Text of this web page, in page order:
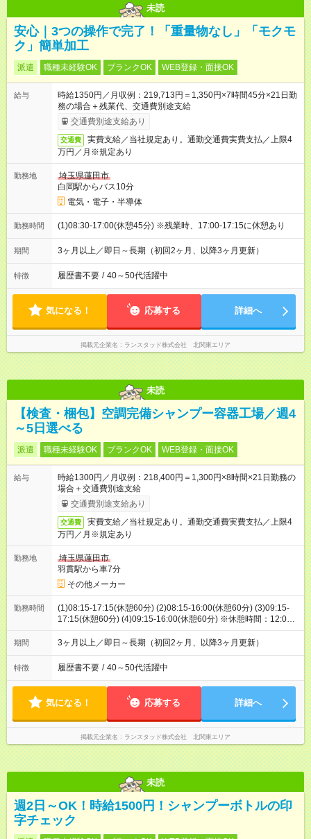
未読
安心｜3つの操作で完了！「重量物なし」「モクモ
ク」簡単加工
派遣 職種未経験OK ブランクOK WEB登録・面接OK
給与
時給1350円／月収例：219,713円＝1,350円×7時間45分×21日勤
務の場合＋残業代、交通費別途支給
交通費別途支給あり
交通費
実費支給／当社規定あり。通勤交通費実費支払／上限4
万円／月※規定あり
勤務地
埼玉県蓮田市
白岡駅からバス10分
電気・電子・半導体
勤務時間 (1)08:30-17:00(休憩45分) ※残業時、17:00-17:15に休憩あり
期間 3ヶ月以上／即日～長期（初回2ヶ月、以降3ヶ月更新）
特徴 履歴書不要 / 40～50代活躍中
気になる！ 応募する 詳細へ
掲載元企業名 ランスタッド株式会社 北関東エリア
未読
【検査・梱包】空調完備シャンプー容器工場／週4
～5日選べる
派遣 職種未経験OK ブランクOK WEB登録・面接OK
給与
時給1300円／月収例：218,400円＝1,300円×8時間×21日勤務の
場合＋交通費別途支給
交通費別途支給あり
交通費
実費支給／当社規定あり。通勤交通費実費支払／上限4
万円／月※規定あり
勤務地
埼玉県蓮田市
羽貫駅から車7分
その他メーカー
勤務時間
(1)08:15-17:15(休憩60分) (2)08:15-16:00(休憩60分) (3)09:15-
17:15(休憩60分) (4)09:15-16:00(休憩60分) ※休憩時間：12:00-
12:45、15:00:15:15
期間 3ヶ月以上／即日～長期（初回2ヶ月、以降3ヶ月更新）
特徴 履歴書不要 / 40～50代活躍中
気になる！ 応募する 詳細へ
掲載元企業名 ランスタッド株式会社 北関東エリア
未読
週2日～OK！時給1500円！シャンプーボトルの印
字チェック